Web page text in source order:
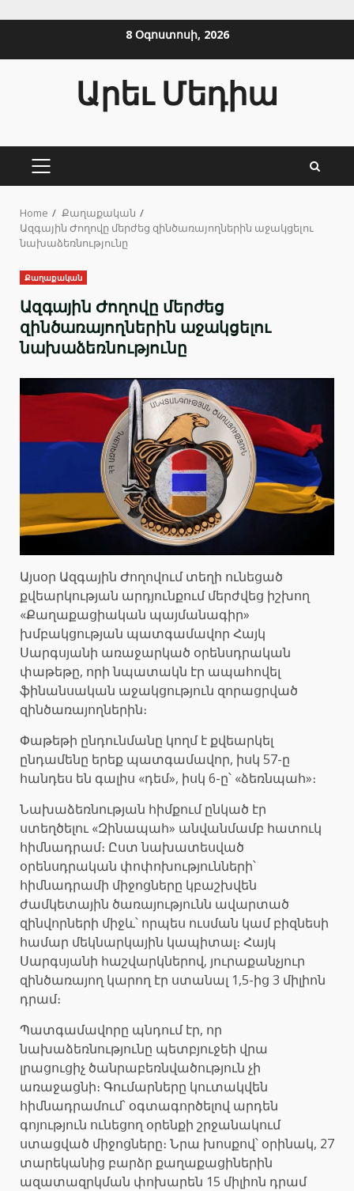
8 Օգոստոսի, 2026
Արեւ Մեդիա
PRIMARY
Home
Քաղաքական
Ազգային Ժողովը մերժեց զինծառայողներին աջակցելու
նախաձեռնությունը
Քաղաքական
Ազգային Ժողովը մերժեց
զինծառայողներին աջակցելու
նախաձեռնությունը
Այսօր Ազգային Ժողովում տեղի ունեցած
քվեարկության արդյունքում մերժվեց իշխող
«Քաղաքացիական պայմանագիր»
խմբակցության պատգամավոր Հայկ
Սարգսյանի առաջարկած օրենսդրական
փաթեթը, որի նպատակն էր ապահովել
ֆինանսական աջակցություն զորացրված
զինծառայողներին։
Փաթեթի ընդունմանը կողմ է քվեարկել
ընդամենը երեք պատգամավոր, իսկ 57-ը
հանդես են գալիս «դեմ», իսկ 6-ը՝ «ձեռնպահ»։
Նախաձեռնության հիմքում ընկած էր
ստեղծելու «Զինապահ» անվանմամբ հատուկ
հիմնադրամ։ Ըստ նախատեսված
օրենսդրական փոփոխությունների՝
հիմնադրամի միջոցները կբաշխվեն
ժամկետային ծառայությունն ավարտած
զինվորների միջև՝ որպես ուսման կամ բիզնեսի
համար մեկնարկային կապիտալ։ Հայկ
Սարգսյանի հաշվարկներով, յուրաքանչյուր
զինծառայող կարող էր ստանալ 1,5-ից 3 միլիոն
դրամ։
Պատգամավորը պնդում էր, որ
նախաձեռնությունը պետբյուջեի վրա
լրացուցիչ ծանրաբեռնվածություն չի
առաջացնի։ Գումարները կուտակվեն
հիմնադրամում՝ օգտագործելով արդեն
գոյություն ունեցող օրենքի շրջանակում
ստացված միջոցները։ Նրա խոսքով՝ օրինակ, 27
տարեկանից բարձր քաղաքացիներին
ազատազրկման փոխարեն 15 միլիոն դրամ